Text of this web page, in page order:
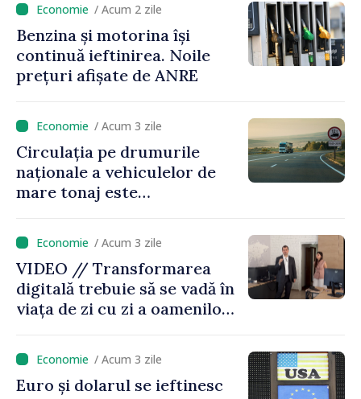
/ Acum 2 zile
Benzina și motorina își
continuă ieftinirea. Noile
prețuri afișate de ANRE
/ Acum 3 zile
Circulația pe drumurile
naționale a vehiculelor de
mare tonaj este
caniculă
/ Acum 3 zile
VIDEO // Transformarea
digitală trebuie să se vadă în
viața de zi cu zi a oamenilor
funcționează economia:
premierul Vasile Tofan, în
vizită la AGE
/ Acum 3 zile
Euro și dolarul se ieftinesc